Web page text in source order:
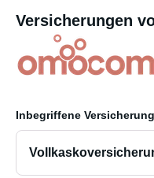
Versicherungen
Inbegriffene